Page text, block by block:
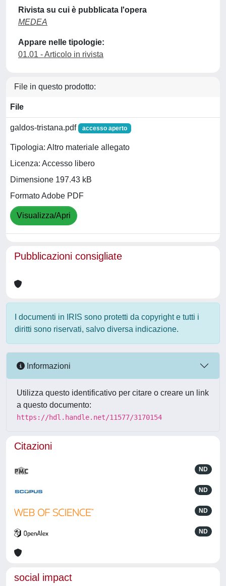
Rivista su cui è pubblicata l'opera
MEDEA
Appare nelle tipologie:
01.01 - Articolo in rivista
File in questo prodotto:
File
galdos-tristana.pdf accesso aperto
Tipologia: Altro materiale allegato
Licenza: Accesso libero
Dimensione 197.43 kB
Formato Adobe PDF
Visualizza/Apri
Pubblicazioni consigliate
I documenti in IRIS sono protetti da copyright e tutti i
diritti sono riservati, salvo diversa indicazione.
Informazioni
Utilizza questo identificativo per citare o creare un link
a questo documento:
https://hdl.handle.net/11577/3170154
Citazioni
ND
ND
ND
ND
social impact